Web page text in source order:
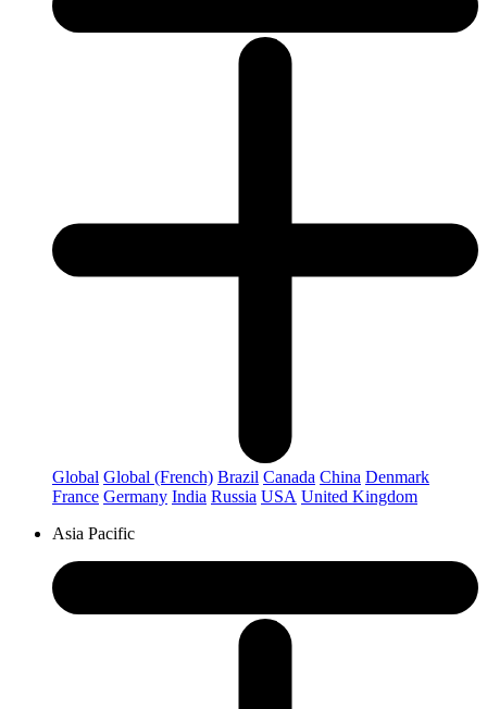
Global Global (French) Brazil Canada China Denmark
France Germany India Russia USA United Kingdom
Asia Pacific